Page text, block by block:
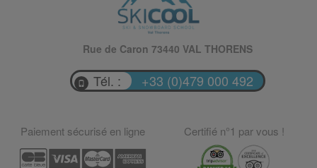
Rue de Caron 73440 VAL THORENS
Tél. : +33 (0)479 000 492
Paiement sécurisé en ligne Certifié n°1 par vous !